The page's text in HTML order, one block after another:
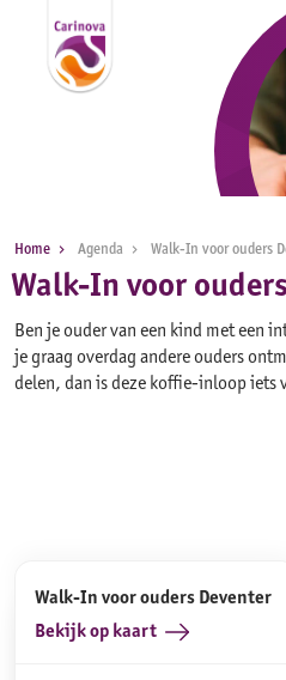
Home Agenda Walk-In voor ouders
Walk-In voor
Ben je ouder van een kind met een
je graag overdag andere ouders
delen, dan is deze koffie-inloop iets
Walk-In voor ouders Deventer
Bekijk op kaart